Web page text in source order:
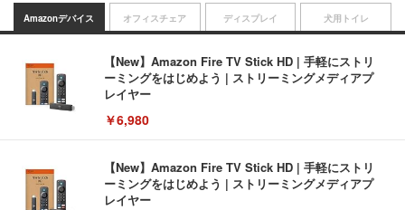
Amazonデバイス
【New】Amazon Fire TV Stick HD | 手軽にストリ
ーミングをはじめよう | ストリーミングメディアプ
レイヤー
￥6,980
【New】Amazon Fire TV Stick HD | 手軽にストリ
ーミングをはじめよう | ストリーミングメディアプ
レイヤー
オフィスチェア ディスプレイ 犬用トイレ